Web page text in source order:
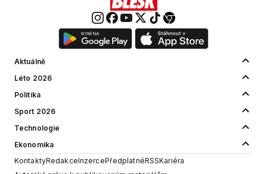
Aktuálně
Léto 2026
Politika
Sport 2026
Technologie
Ekonomika
KontaktyRedakceInzercePředplatnéRSSKariéra